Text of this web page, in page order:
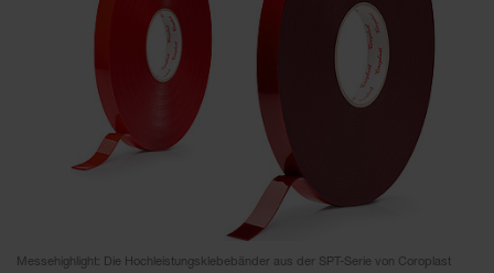
Messehighlight: Die Hochleistungsklebebänder aus der SPT-Serie von Coroplast